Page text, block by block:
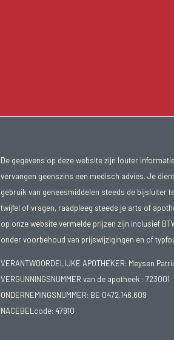
De gegevens op deze website zijn louter
vervangen geenszins een medisch advies. Je
gebruik van geneesmiddelen steeds de bijsluiter
twijfel of vragen, raadpleeg steeds je arts of
op onze website vermelde prijzen zijn inclusief
onder voorbehoud van prijswijzigingen en of
VERANTWOORDELIJKE APOTHEKER: Meysen
VERGUNNINGSNUMMER van de apotheek : 723001
ONDERNEMINGSNUMMER: BE 0472.146.609
NACEBELcode: 47910